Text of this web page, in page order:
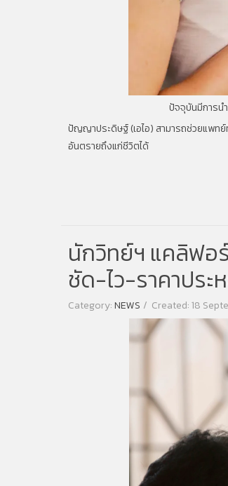
ปัจจุบันมีการน
ปัญญาประดิษฐ์ (เอไอ) สามารถช่วยแพทย์
อันตรายถึงแก่ชีวิตได้
นักวิทย์ฯ แคลิฟอ
ชัด-ไว-ราคาประ
Category:NEWS Created: 18